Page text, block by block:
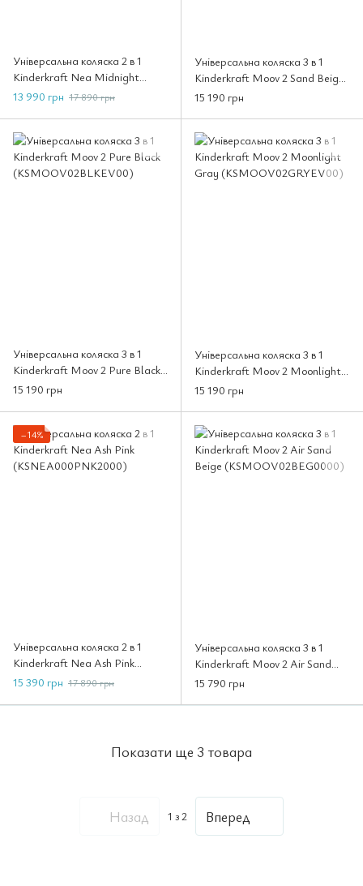
Універсальна коляска 2 в 1
Kinderkraft Nea Midnight
Black (KSNEA000BLK2000)
13 990 грн 17 890 грн
Універсальна коляска 3 в 1
Kinderkraft Moov 2 Sand Beige
(KSMOOV02BEGEV00)
15 190 грн
Універсальна коляска 3 в 1
Kinderkraft Moov 2 Pure Black
(KSMOOV02BLKEV00)
15 190 грн
Універсальна коляска 3 в 1
Kinderkraft Moov 2 Moonlight
Gray (KSMOOV02GRYEV00)
15 190 грн
−14%
Універсальна коляска 2 в 1
Kinderkraft Nea Ash Pink
(KSNEA000PNK2000)
15 390 грн 17 890 грн
Універсальна коляска 3 в 1
Kinderkraft Moov 2 Air Sand
Beige (KSMOOV02BEG0000)
15 790 грн
Показати ще 3 товара
Назад 1 з 2 Вперед